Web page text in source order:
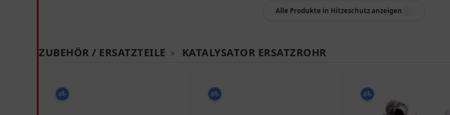
Alle Produkte in Hitzeschutz anzeigen
ZUBEHÖR / ERSATZTEILE » KATALYSATOR ERSATZROHR